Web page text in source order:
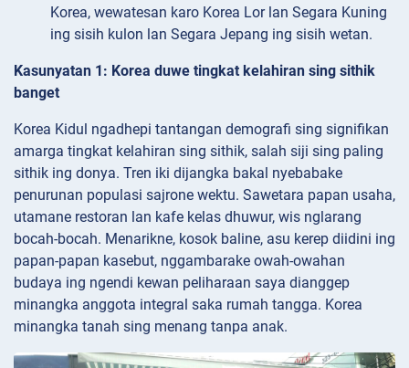
Korea, wewatesan karo Korea Lor lan Segara Kuning
ing sisih kulon lan Segara Jepang ing sisih wetan.
Kasunyatan 1: Korea duwe tingkat kelahiran sing sithik
banget
Korea Kidul ngadhepi tantangan demografi sing signifikan
amarga tingkat kelahiran sing sithik, salah siji sing paling
sithik ing donya. Tren iki dijangka bakal nyebabake
penurunan populasi sajrone wektu. Sawetara papan usaha,
utamane restoran lan kafe kelas dhuwur, wis nglarang
bocah-bocah. Menarikne, kosok baline, asu kerep diidini ing
papan-papan kasebut, nggambarake owah-owahan
budaya ing ngendi kewan peliharaan saya dianggep
minangka anggota integral saka rumah tangga. Korea
minangka tanah sing menang tanpa anak.